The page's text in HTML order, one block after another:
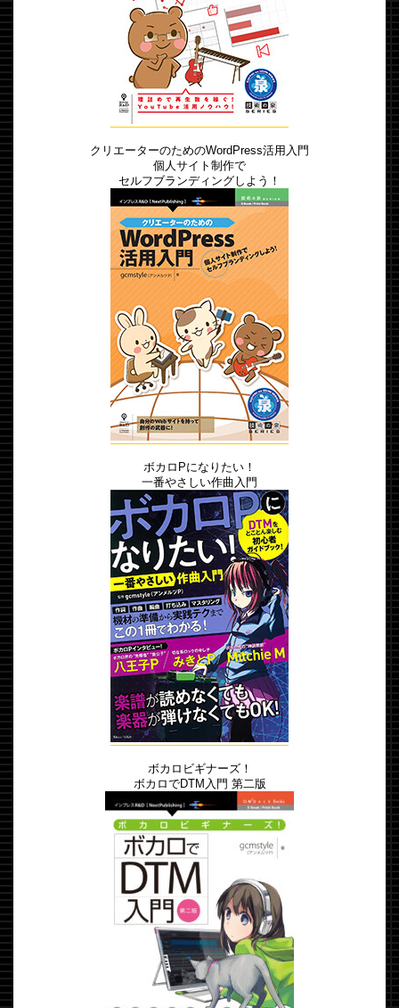
クリエーターのためのWordPress活用入門
個人サイト制作で
セルフブランディングしよう！
ボカロPになりたい！
一番やさしい作曲入門
ボカロビギナーズ！
ボカロでDTM入門 第二版